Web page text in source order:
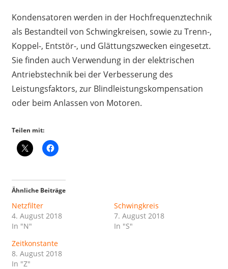
Kondensatoren werden in der Hochfrequenztechnik
als Bestandteil von Schwingkreisen, sowie zu Trenn-,
Koppel-, Entstör-, und Glättungszwecken eingesetzt.
Sie finden auch Verwendung in der elektrischen
Antriebstechnik bei der Verbesserung des
Leistungsfaktors, zur Blindleistungskompensation
oder beim Anlassen von Motoren.
Teilen mit:
Ähnliche Beiträge
Netzfilter
4. August 2018
In "N"
Schwingkreis
7. August 2018
In "S"
Zeitkonstante
8. August 2018
In "Z"